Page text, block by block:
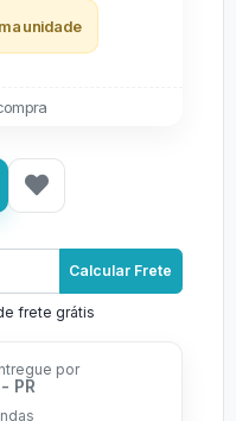
unidade
Calcular Frete
frete grátis
por
- PR